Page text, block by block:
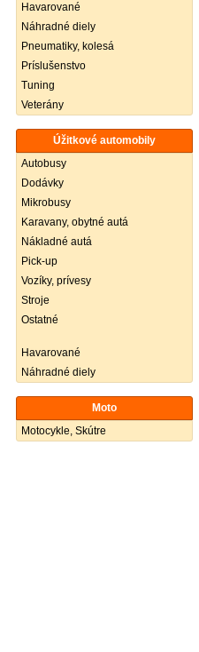
Havarované
Náhradné diely
Pneumatiky, kolesá
Príslušenstvo
Tuning
Veterány
Úžitkové automobily
Autobusy
Dodávky
Mikrobusy
Karavany, obytné autá
Nákladné autá
Pick-up
Vozíky, prívesy
Stroje
Ostatné
Havarované
Náhradné diely
Moto
Motocykle, Skútre